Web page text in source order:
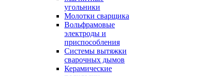
угольники
Молотки сварщика
Вольфрамовые
электроды и
приспособления
Системы вытяжки
сварочных дымов
Керамические